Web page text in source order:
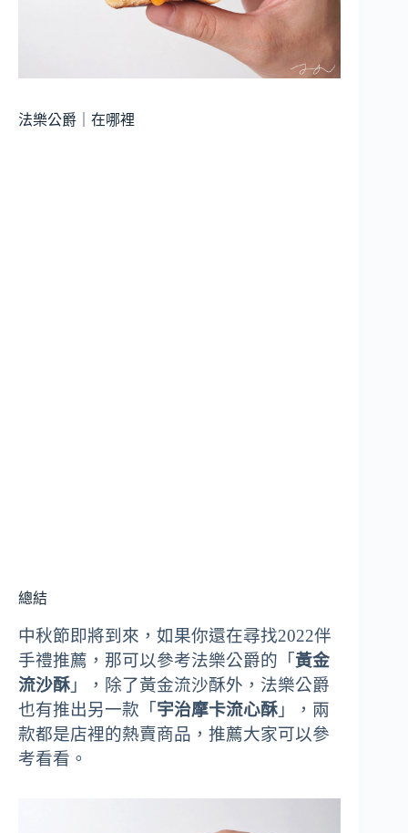
法樂公爵｜在哪裡
總結
中秋節即將到來，如果你還在尋找2022伴
手禮推薦，那可以參考法樂公爵的「黃金
流沙酥 」，除了黃金流沙酥外，法樂公爵
也有推出另一款「宇治摩卡流心酥 」，兩
款都是店裡的熱賣商品，推薦大家可以參
考看看。